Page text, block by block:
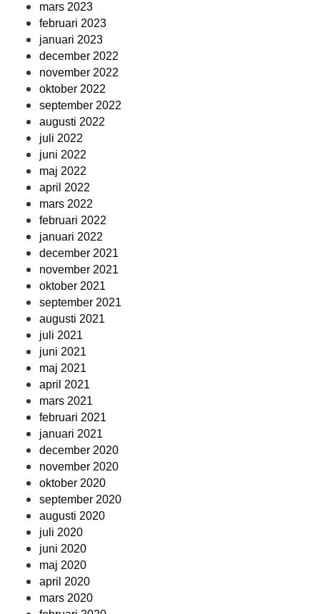
mars 2023
februari 2023
januari 2023
december 2022
november 2022
oktober 2022
september 2022
augusti 2022
juli 2022
juni 2022
maj 2022
april 2022
mars 2022
februari 2022
januari 2022
december 2021
november 2021
oktober 2021
september 2021
augusti 2021
juli 2021
juni 2021
maj 2021
april 2021
mars 2021
februari 2021
januari 2021
december 2020
november 2020
oktober 2020
september 2020
augusti 2020
juli 2020
juni 2020
maj 2020
april 2020
mars 2020